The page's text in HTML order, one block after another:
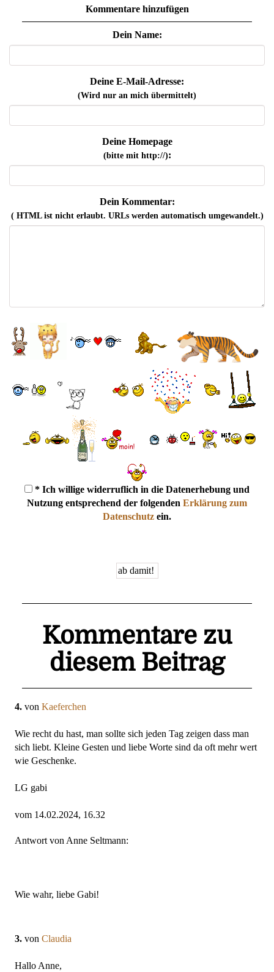
Kommentare hinzufügen
Dein Name:
Deine E-Mail-Adresse:
(Wird nur an mich übermittelt)
Deine Homepage
(bitte mit http://):
Dein Kommentar:
( HTML ist nichterlaubt. URLs werden automatisch umgewandelt.)
* Ich willige widerruflich in die Datenerhebung und
Nutzung entsprechend der folgenden Erklärung zum
Datenschutz ein.
Kommentare zu
diesem Beitrag
4. von Kaeferchen
Wie recht du hast, man sollte sich jeden Tag zeigen dass man
sich liebt. Kleine Gesten und liebe Worte sind da oft mehr wert
wie Geschenke.
LG gabi
vom 14.02.2024, 16.32
Antwort von Anne Seltmann:
Wie wahr, liebe Gabi!
3. von Claudia
Hallo Anne,